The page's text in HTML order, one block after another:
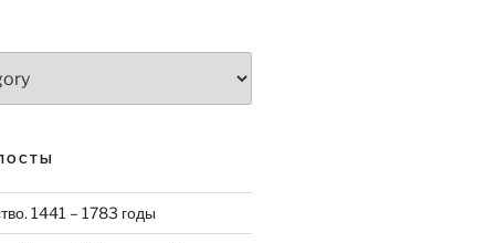
1441 – 1783 годы